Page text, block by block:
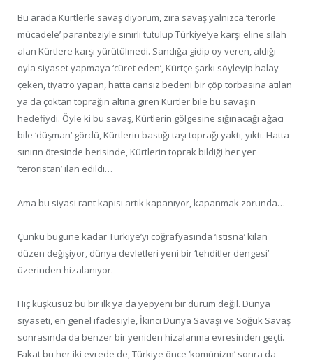
Bu arada Kürtlerle savaş diyorum, zira savaş yalnızca ‘terörle
mücadele’ paranteziyle sınırlı tutulup Türkiye’ye karşı eline silah
alan Kürtlere karşı yürütülmedi. Sandığa gidip oy veren, aldığı
oyla siyaset yapmaya ‘cüret eden’, Kürtçe şarkı söyleyip halay
çeken, tiyatro yapan, hatta cansız bedeni bir çöp torbasına atılan
ya da çoktan toprağın altına giren Kürtler bile bu savaşın
hedefiydi. Öyle ki bu savaş, Kürtlerin gölgesine sığınacağı ağacı
bile ‘düşman’ gördü, Kürtlerin bastığı taşı toprağı yaktı, yıktı. Hatta
sınırın ötesinde berisinde, Kürtlerin toprak bildiği her yer
‘teröristan’ ilan edildi…
Ama bu siyasi rant kapısı artık kapanıyor, kapanmak zorunda…
Çünkü bugüne kadar Türkiye’yi coğrafyasında ‘istisna’ kılan
düzen değişiyor, dünya devletleri yeni bir ‘tehditler dengesi’
üzerinden hizalanıyor.
Hiç kuşkusuz bu bir ilk ya da yepyeni bir durum değil. Dünya
siyaseti, en genel ifadesiyle, İkinci Dünya Savaşı ve Soğuk Savaş
sonrasında da benzer bir yeniden hizalanma evresinden geçti.
Fakat bu her iki evrede de, Türkiye önce ‘komünizm’ sonra da